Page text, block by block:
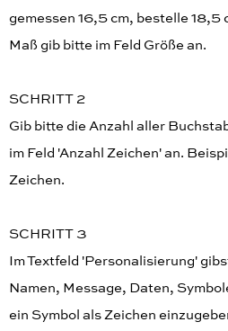
gemessen 16,5 cm, bestelle 18,5
Maß gib bitte im Feld Größe an.
SCHRITT 2
Gib bitte die Anzahl aller
im Feld 'Anzahl Zeichen' an.
Zeichen.
SCHRITT 3
Im Textfeld 'Personalisierung'
Namen, Message, Daten,
ein Symbol als Zeichen